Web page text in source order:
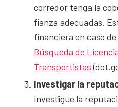
corredor tenga la
fianza adecuadas.
financiera en caso
Búsqueda de
Transportistas
Investigar la
Investigue la